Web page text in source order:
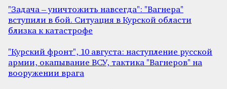
"Задача – уничтожить навсегда": "Вагнера"
вступили в бой. Ситуация в Курской области
близка к катастрофе
"Курский фронт", 10 августа: наступление русской
армии, окапывание ВСУ, тактика "Вагнеров" на
вооружении врага